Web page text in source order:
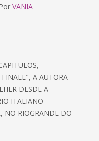
VANIA
A AUTORA
DESDE A
ITALIANO
NO RIOGRANDE DO